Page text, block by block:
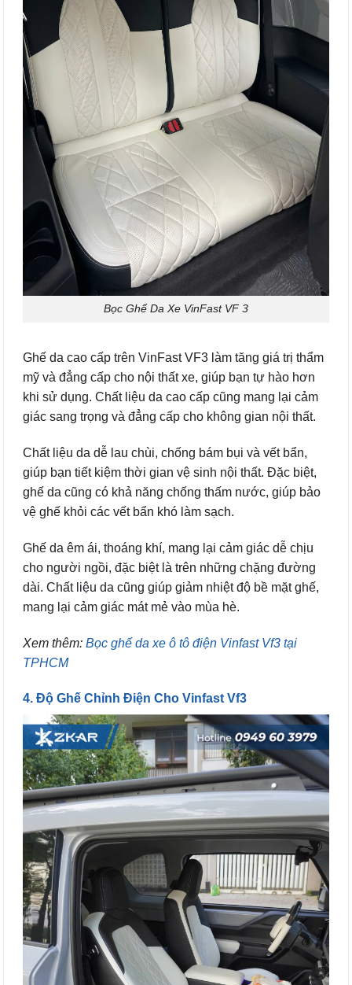
Bọc Ghế Da Xe VinFast VF 3
Ghế da cao cấp trên VinFast VF3 làm tăng giá trị thẩm
mỹ và đẳng cấp cho nội thất xe, giúp bạn tự hào hơn
khi sử dụng. Chất liệu da cao cấp cũng mang lại cảm
giác sang trọng và đẳng cấp cho không gian nội thất.
Chất liệu da dễ lau chùi, chống bám bụi và vết bẩn,
giúp bạn tiết kiệm thời gian vệ sinh nội thất. Đặc biệt,
ghế da cũng có khả năng chống thấm nước, giúp bảo
vệ ghế khỏi các vết bẩn khó làm sạch.
Ghế da êm ái, thoáng khí, mang lại cảm giác dễ chịu
cho người ngồi, đặc biệt là trên những chặng đường
dài. Chất liệu da cũng giúp giảm nhiệt độ bề mặt ghế,
mang lại cảm giác mát mẻ vào mùa hè.
Xem thêm: Bọc ghế da xe ô tô điện Vinfast Vf3 tại
TPHCM
4. Độ Ghế Chỉnh Điện Cho Vinfast Vf3